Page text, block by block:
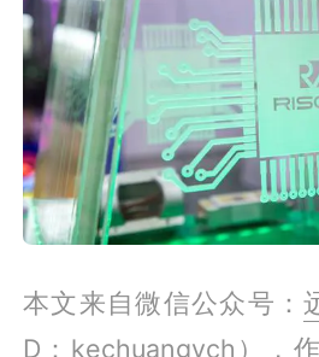
本文来自微信公众号：
D：kechuangych）
，